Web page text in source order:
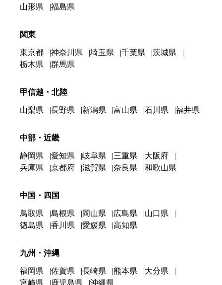
山形県
福島県
関東
東京都 神奈川県 埼玉県 千葉県
茨城県
栃木県
群馬県
甲信越・北陸
山梨県 長野県 新潟県 富山県 石川県 福井県
中部・近畿
静岡県 愛知県 岐阜県 三重県
大阪府
兵庫県
京都府 滋賀県 奈良県 和歌山県
中国・四国
鳥取県 島根県 岡山県 広島県
山口県
徳島県
香川県 愛媛県 高知県
九州・沖縄
福岡県 佐賀県 長崎県 熊本県
大分県
宮崎県
鹿児島県 沖縄県